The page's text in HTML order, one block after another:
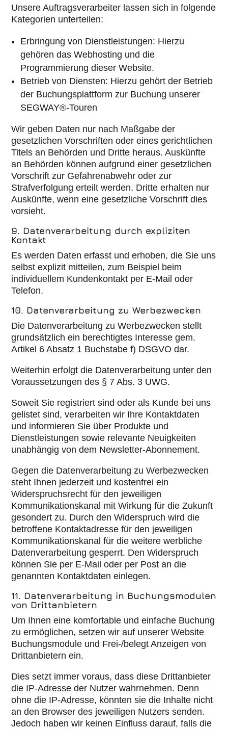
Unsere Auftragsverarbeiter lassen sich in folgende
Kategorien unterteilen:
Erbringung von Dienstleistungen: Hierzu
gehören das Webhosting und die
Programmierung dieser Website.
Betrieb von Diensten: Hierzu gehört der Betrieb
der Buchungsplattform zur Buchung unserer
SEGWAY®-Touren
Wir geben Daten nur nach Maßgabe der
gesetzlichen Vorschriften oder eines gerichtlichen
Titels an Behörden und Dritte heraus. Auskünfte
an Behörden können aufgrund einer gesetzlichen
Vorschrift zur Gefahrenabwehr oder zur
Strafverfolgung erteilt werden. Dritte erhalten nur
Auskünfte, wenn eine gesetzliche Vorschrift dies
vorsieht.
9. Datenverarbeitung durch expliziten
Kontakt
Es werden Daten erfasst und erhoben, die Sie uns
selbst explizit mitteilen, zum Beispiel beim
individuellem Kundenkontakt per E-Mail oder
Telefon.
10. Datenverarbeitung zu Werbezwecken
Die Datenverarbeitung zu Werbezwecken stellt
grundsätzlich ein berechtigtes Interesse gem.
Artikel 6 Absatz 1 Buchstabe f) DSGVO dar.
Weiterhin erfolgt die Datenverarbeitung unter den
Voraussetzungen des § 7 Abs. 3 UWG.
Soweit Sie registriert sind oder als Kunde bei uns
gelistet sind, verarbeiten wir Ihre Kontaktdaten
und informieren Sie über Produkte und
Dienstleistungen sowie relevante Neuigkeiten
unabhängig von dem Newsletter-Abonnement.
Gegen die Datenverarbeitung zu Werbezwecken
steht Ihnen jederzeit und kostenfrei ein
Widerspruchsrecht für den jeweiligen
Kommunikationskanal mit Wirkung für die Zukunft
gesondert zu. Durch den Widerspruch wird die
betroffene Kontaktadresse für den jeweiligen
Kommunikationskanal für die weitere werbliche
Datenverarbeitung gesperrt. Den Widerspruch
können Sie per E-Mail oder per Post an die
genannten Kontaktdaten einlegen.
11. Datenverarbeitung in Buchungsmodulen
von Drittanbietern
Um Ihnen eine komfortable und einfache Buchung
zu ermöglichen, setzen wir auf unserer Website
Buchungsmodule und Frei-/belegt Anzeigen von
Drittanbietern ein.
Dies setzt immer voraus, dass diese Drittanbieter
die IP-Adresse der Nutzer wahrnehmen. Denn
ohne die IP-Adresse, könnten sie die Inhalte nicht
an den Browser des jeweiligen Nutzers senden.
Jedoch haben wir keinen Einfluss darauf, falls die